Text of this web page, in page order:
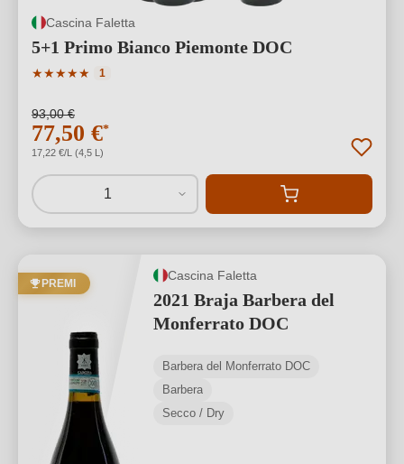
Cascina Faletta
5+1 Primo Bianco Piemonte DOC
★★★★★
Valutazione media di 5 su 5 stelle
1
93,00 €
77,50 €*
17,22 €/L (4,5 L)
1
PREMI
Cascina Faletta
2021 Braja Barbera del
Monferrato DOC
Barbera del Monferrato DOC
Barbera
Secco / Dry